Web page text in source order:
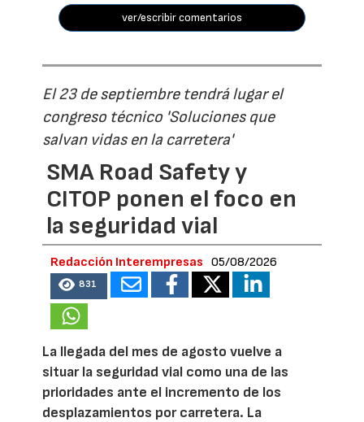
ver/escribir comentarios
El 23 de septiembre tendrá lugar el
congreso técnico 'Soluciones que
salvan vidas en la carretera'
SMA Road Safety y
CITOP ponen el foco en
la seguridad vial
Redacción Interempresas 05/08/2026
831
La llegada del mes de agosto vuelve a
situar la seguridad vial como una de las
prioridades ante el incremento de los
desplazamientos por carretera. La